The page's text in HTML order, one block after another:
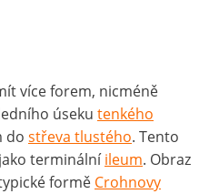
více forem, nicméně
úseku tenkého
do střeva tlustého. Tento
terminálníileum. Obraz
formě Crohnovy